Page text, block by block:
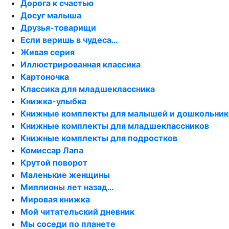
Дорога к счастью
Досуг малыша
Друзья-товарищи
Если веришь в чудеса…
Живая серия
Иллюстрированная классика
Картоночка
Классика для младшеклассника
Книжка-улыбка
Книжные комплекты для малышей и
Книжные комплекты для младшеклассников
Книжные комплекты для подростков
Комиссар Лапа
Крутой поворот
Маленькие женщины
Миллионы лет назад…
Мировая книжка
Мой читательский дневник
Мы соседи по планете